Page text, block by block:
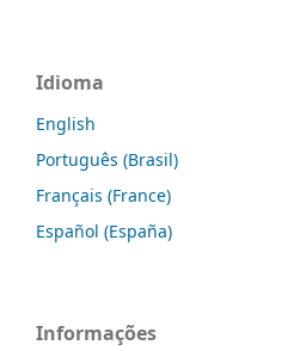
Idioma
English
Português (Brasil)
Français (France)
Español (España)
Informações